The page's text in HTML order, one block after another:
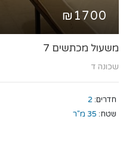
₪1700
משעול מכתשים 7
שכונה ד
חדרים: 2
שטח: 35 מ"ר